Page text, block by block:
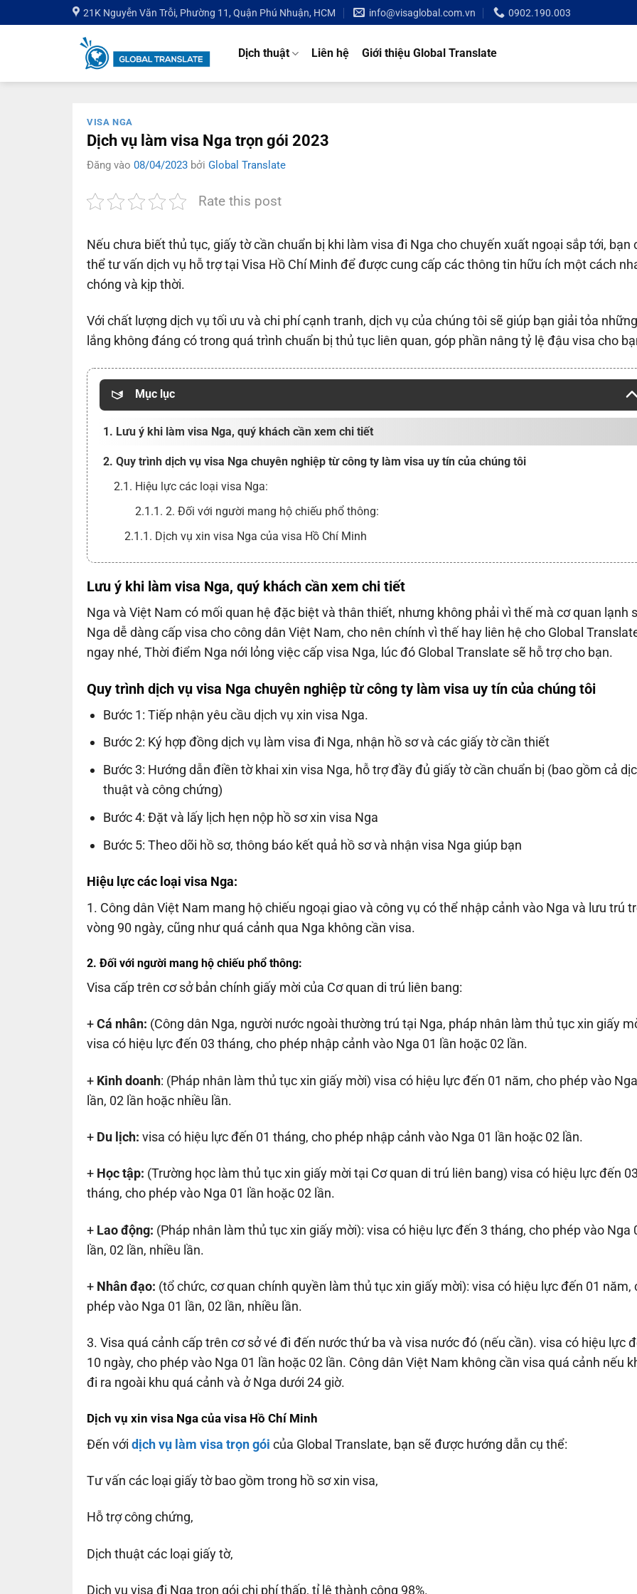
qua
21K Nguyễn Văn Trỗi, Phường 11, Quận Phú Nhuận, HCM info@visaglobal.com.vn 0902.190.003
Dịch thuật Liên hệ Giới thiệu Global Translate
VISA NGA
Dịch vụ làm visa Nga trọn gói 2023
Đăng vào 08/04/2023 bởi Global Translate
Rate this post
Nếu chưa biết thủ tục, giấy tờ cần chuẩn bị khi làm visa đi Nga cho chuyến xuất ngoại sắp tới, bạn
thể tư vấn dịch vụ hỗ trợ tại Visa Hồ Chí Minh để được cung cấp các thông tin hữu ích một cách
chóng và kịp thời.
Với chất lượng dịch vụ tối ưu và chi phí cạnh tranh, dịch vụ của chúng tôi sẽ giúp bạn giải tỏa
lắng không đáng có trong quá trình chuẩn bị thủ tục liên quan, góp phần nâng tỷ lệ đậu visa cho
Mục lục
1. Lưu ý khi làm visa Nga, quý khách cần xem chi tiết
2. Quy trình dịch vụ visa Nga chuyên nghiệp từ công ty làm visa uy tín của chúng tôi
2.1. Hiệu lực các loại visa Nga:
2.1.1. 2. Đối với người mang hộ chiếu phổ thông:
2.1.1. Dịch vụ xin visa Nga của visa Hồ Chí Minh
Lưu ý khi làm visa Nga, quý khách cần xem chi tiết
Nga và Việt Nam có mối quan hệ đặc biệt và thân thiết, nhưng không phải vì thế mà cơ quan lạnh
Nga dễ dàng cấp visa cho công dân Việt Nam, cho nên chính vì thế hay liên hệ cho Global
ngay nhé, Thời điểm Nga nới lỏng việc cấp visa Nga, lúc đó Global Translate sẽ hỗ trợ cho bạn.
Quy trình dịch vụ visa Nga chuyên nghiệp từ công ty làm visa uy tín của chúng tôi
Bước 1: Tiếp nhận yêu cầu dịch vụ xin visa Nga.
Bước 2: Ký hợp đồng dịch vụ làm visa đi Nga, nhận hồ sơ và các giấy tờ cần thiết
Bước 3: Hướng dẫn điền tờ khai xin visa Nga, hỗ trợ đầy đủ giấy tờ cần chuẩn bị (bao gồm cả
thuật và công chứng)
Bước 4: Đặt và lấy lịch hẹn nộp hồ sơ xin visa Nga
Bước 5: Theo dõi hồ sơ, thông báo kết quả hồ sơ và nhận visa Nga giúp bạn
Hiệu lực các loại visa Nga:
1. Công dân Việt Nam mang hộ chiếu ngoại giao và công vụ có thể nhập cảnh vào Nga và lưu trú
vòng 90 ngày, cũng như quá cảnh qua Nga không cần visa.
2. Đối với người mang hộ chiếu phổ thông:
Visa cấp trên cơ sở bản chính giấy mời của Cơ quan di trú liên bang:
+Cá nhân: (Công dân Nga, người nước ngoài thường trú tại Nga, pháp nhân làm thủ tục xin giấy
visa có hiệu lực đến 03 tháng, cho phép nhập cảnh vào Nga 01 lần hoặc 02 lần.
+ Kinh doanh: (Pháp nhân làm thủ tục xin giấy mời) visa có hiệu lực đến 01 năm, cho phép vào
lần, 02 lần hoặc nhiều lần.
+ Du lịch: visa có hiệu lực đến 01 tháng, cho phép nhập cảnh vào Nga 01 lần hoặc 02 lần.
+ Học tập: (Trường học làm thủ tục xin giấy mời tại Cơ quan di trú liên bang) visa có hiệu lực đến 03
tháng, cho phép vào Nga 01 lần hoặc 02 lần.
+ Lao động: (Pháp nhân làm thủ tục xin giấy mời): visa có hiệu lực đến 3 tháng, cho phép vào Nga
lần, 02 lần, nhiều lần.
+ Nhân đạo: (tổ chức, cơ quan chính quyền làm thủ tục xin giấy mời): visa có hiệu lực đến 01 năm,
phép vào Nga 01 lần, 02 lần, nhiều lần.
3. Visa quá cảnh cấp trên cơ sở vé đi đến nước thứ ba và visa nước đó (nếu cần). visa có hiệu lực
10 ngày, cho phép vào Nga 01 lần hoặc 02 lần. Công dân Việt Nam không cần visa quá cảnh nếu
đi ra ngoài khu quá cảnh và ở Nga dưới 24 giờ.
Dịch vụ xin visa Nga của visa Hồ Chí Minh
Đến với dịch vụ làm visa trọn gói của Global Translate, bạn sẽ được hướng dẫn cụ thể:
Tư vấn các loại giấy tờ bao gồm trong hồ sơ xin visa,
Hỗ trợ công chứng,
Dịch thuật các loại giấy tờ,
Dịch vụ visa đi Nga trọn gói chi phí thấp, tỉ lệ thành công 98%.